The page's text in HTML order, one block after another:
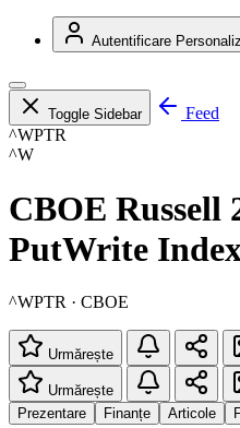
Autentificare
Toggle Sidebar
Feed
^WPTR
^W
CBOE Russell
PutWrite
^WPTR · CBOE
Urmărește
Urmărește
Prezentare
Finanțe Articole